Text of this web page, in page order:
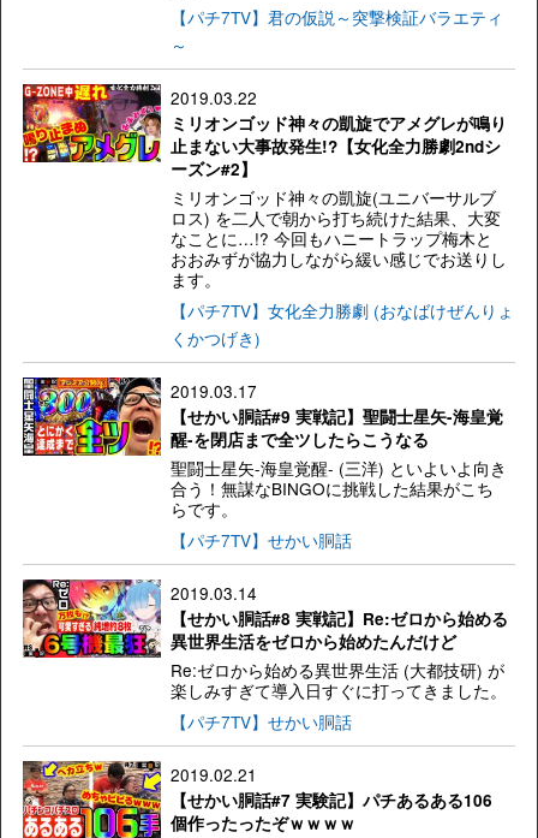
【パチ7TV】君の仮説～突撃検証バラエティ
～
2019.03.22
ミリオンゴッド神々の凱旋でアメグレが鳴り
止まない大事故発生!?【女化全力勝劇2ndシ
ーズン#2】
ミリオンゴッド神々の凱旋(ユニバーサルブ
ロス) を二人で朝から打ち続けた結果、大変
なことに…!? 今回もハニートラップ梅木と
おおみずが協力しながら緩い感じでお送りし
ます。
【パチ7TV】女化全力勝劇 (おなばけぜんりょ
くかつげき)
2019.03.17
【せかい胴話#9 実戦記】聖闘士星矢-海皇覚
醒-を閉店まで全ツしたらこうなる
聖闘士星矢-海皇覚醒- (三洋) といよいよ向き
合う！無謀なBINGOに挑戦した結果がこち
らです。
【パチ7TV】せかい胴話
2019.03.14
【せかい胴話#8 実戦記】Re:ゼロから始める
異世界生活をゼロから始めたんだけど
Re:ゼロから始める異世界生活 (大都技研) が
楽しみすぎて導入日すぐに打ってきました。
【パチ7TV】せかい胴話
2019.02.21
【せかい胴話#7 実験記】パチあるある106
個作ったったぞｗｗｗｗ